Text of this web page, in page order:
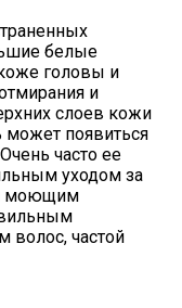
белые
головы и
и
слоев кожи
может появиться
часто ее
уходом за
моющим
волос, частой